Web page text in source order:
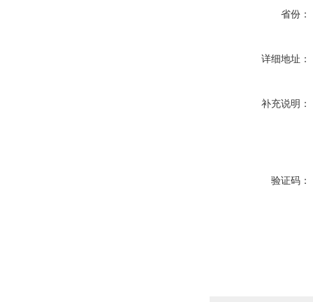
省份：
详细地址：
补充说明：
验证码：